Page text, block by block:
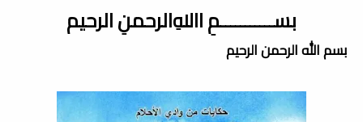
بســـــــــــمِ اﷲِالرحمنِ الرحيم
بسم الله الرحمن الرحيم